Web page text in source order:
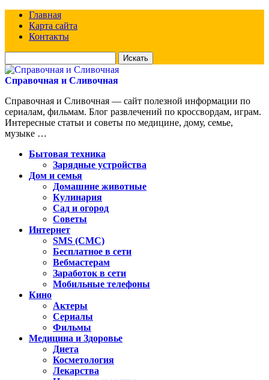
Главная
Карта сайта
Контакты
для:
Справочная и Сливочная
Справочная и Сливочная — сайт полезной информации по
сериалам, фильмам. Блог развлечений по кроссвордам, играм.
Интересные статьи и советы по медицине, дому, семье,
музыке …
Бытовая техника
Зарядные устройства
Дом и семья
Домашние животные
Кулинария
Сад и огород
Советы
Интернет
SMS (СМС)
Бесплатное в сети
Вебмастерам
Заработок в сети
Мобильные телефоны
Кино
Актеры
Сериалы
Фильмы
Медицина и Здоровье
Диета
Косметология
Лекарства